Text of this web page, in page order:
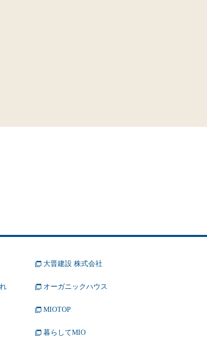
大晋建設 株式会社
オーガニックハウス
MIOTOP
暮らしてMIO